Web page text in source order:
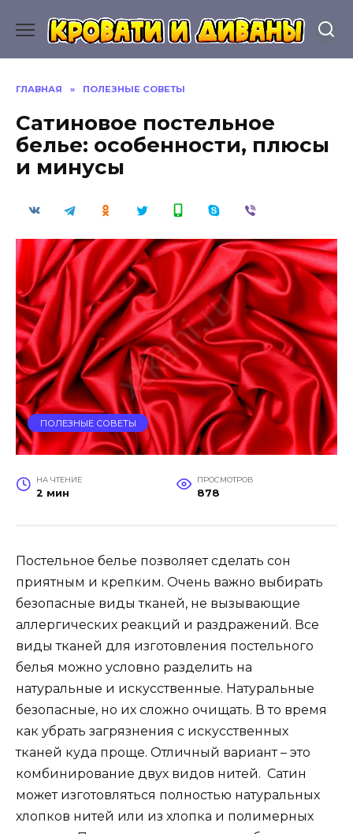
содержанию
ГЛАВНАЯ » ПОЛЕЗНЫЕ СОВЕТЫ
Сатиновое постельное
белье: особенности, плюсы
и минусы
ПОЛЕЗНЫЕ СОВЕТЫ
НА ЧТЕНИЕ
2 мин
ПРОСМОТРОВ
878
Постельное белье позволяет сделать сон
приятным и крепким. Очень важно выбирать
безопасные виды тканей, не вызывающие
аллергических реакций и раздражений. Все
виды тканей для изготовления постельного
белья можно условно разделить на
натуральные и искусственные. Натуральные
безопасные, но их сложно очищать. В то время
как убрать загрязнения с искусственных
тканей куда проще. Отличный вариант – это
комбинирование двух видов нитей. Сатин
может изготовляться полностью натуральных
хлопков нитей или из хлопка и полимерных